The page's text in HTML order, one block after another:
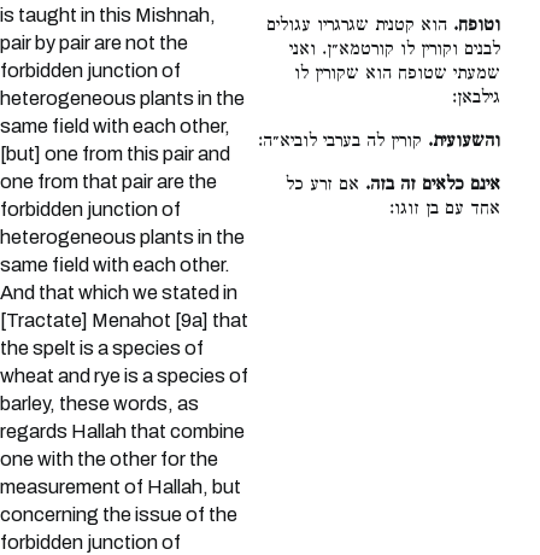
is taught in this Mishnah,
pair by pair are not the
forbidden junction of
heterogeneous plants in the
same field with each other,
[but] one from this pair and
one from that pair are the
forbidden junction of
heterogeneous plants in the
same field with each other.
And that which we stated in
[Tractate] Menahot [9a] that
the spelt is a species of
wheat and rye is a species of
barley, these words, as
regards Hallah that combine
one with the other for the
measurement of Hallah, but
concerning the issue of the
forbidden junction of
וטופח. הוא קטנית שגרגריו עגולים
לבנים וקורין לו קורטמא״ן. ואני
שמעתי שטופח הוא שקורין לו
גילבאן:
והשעועית. קורין לה בערבי לוביא״ה:
אינם כלאים זה בזה. אם זרע כל
אחד עם בן זוגו: